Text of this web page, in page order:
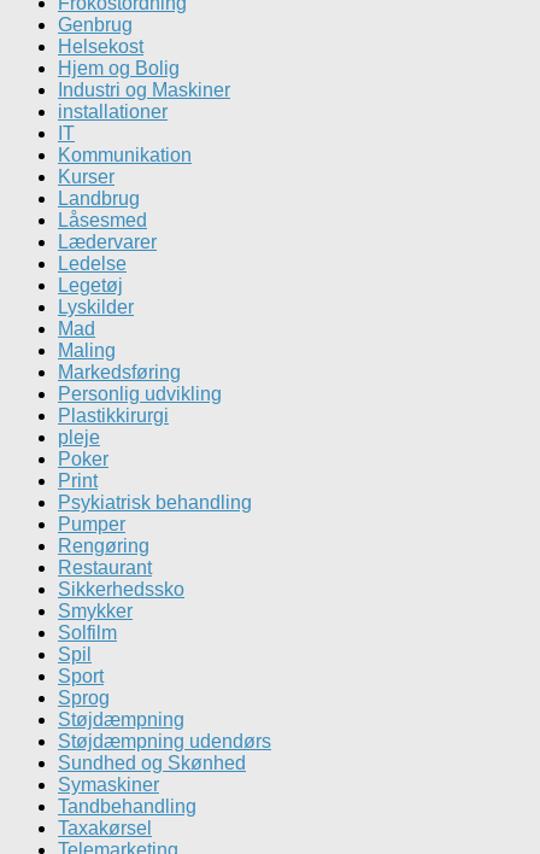
Genbrug
Helsekost
Hjem og Bolig
Industri og Maskiner
installationer
IT
Kommunikation
Kurser
Landbrug
Låsesmed
Lædervarer
Ledelse
Legetøj
Lyskilder
Mad
Maling
Markedsføring
Personlig udvikling
Plastikkirurgi
pleje
Poker
Print
Psykiatrisk behandling
Pumper
Rengøring
Restaurant
Sikkerhedssko
Smykker
Solfilm
Spil
Sport
Sprog
Støjdæmpning
Støjdæmpning udendørs
Sundhed og Skønhed
Symaskiner
Tandbehandling
Taxakørsel